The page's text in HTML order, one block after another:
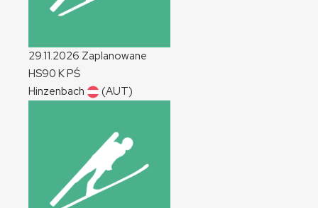
29.11.2026 Zaplanowane
HS90 KPŚ
Hinzenbach
(AUT)